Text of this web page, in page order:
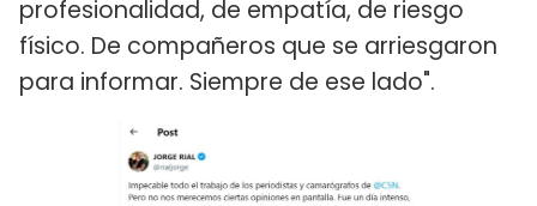
profesionalidad, de empatía, de riesgo
físico. De compañeros que se arriesgaron
para informar. Siempre de ese lado".